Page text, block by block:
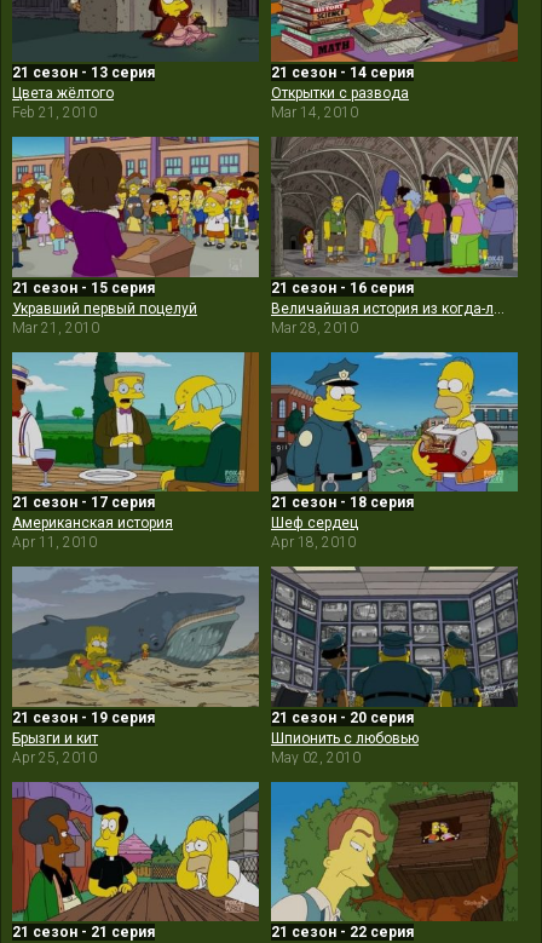
21 сезон - 13 серия
Цвета жёлтого
Feb 21, 2010
21 сезон - 14 серия
Открытки с развода
Mar 14, 2010
21 сезон - 15 серия
Укравший первый поцелуй
Mar 21, 2010
21 сезон - 16 серия
Mar 28, 2010
21 сезон - 17 серия
Американская история
Apr 11, 2010
21 сезон - 18 серия
Шеф сердец
Apr 18, 2010
21 сезон - 19 серия
Брызги и кит
Apr 25, 2010
21 сезон - 20 серия
Шпионить с любовью
May 02, 2010
21 сезон - 21 серия
21 сезон - 22 серия